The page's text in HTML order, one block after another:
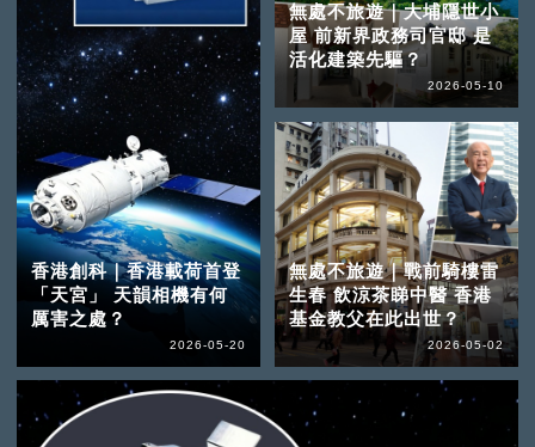
香港創科｜香港載荷首登
「天宮」 天韻相機有何
厲害之處？
2026-05-20
無處不旅遊｜大埔隱世小
屋 前新界政務司官邸 是
活化建築先驅？
2026-05-10
無處不旅遊｜戰前騎樓雷
生春 飲涼茶睇中醫 香港
基金教父在此出世？
2026-05-02